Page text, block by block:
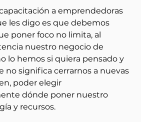
a emprendedoras
les digo es que debemos
poner foco no limita, al
nuestro negocio de
lo hemos si quiera pensado y
no significa cerrarnos a nuevas
poder elegir
dónde poner nuestro
y recursos.